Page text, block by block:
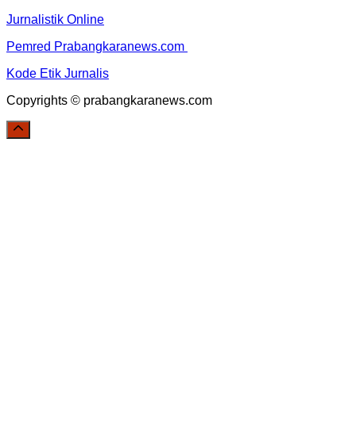
Jurnalistik Online
Pemred Prabangkaranews.com
Kode Etik Jurnalis
Copyrights © prabangkaranews.com